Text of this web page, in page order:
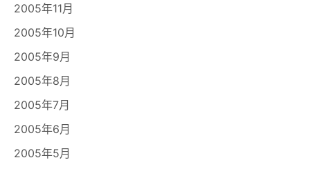
2005年11月
2005年10月
2005年9月
2005年8月
2005年7月
2005年6月
2005年5月